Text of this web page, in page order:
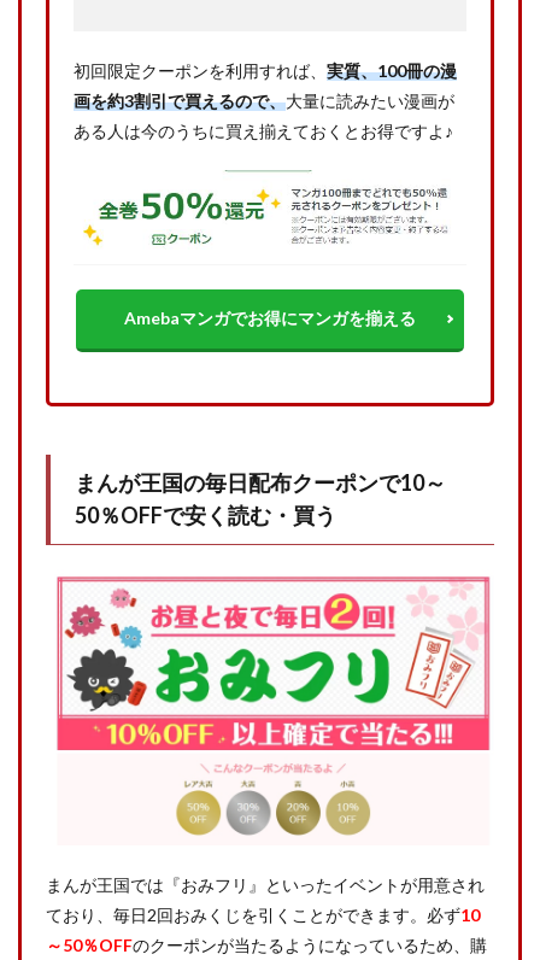
初回限定クーポンを利用すれば、 実質、100冊の漫
画を約3割引で買えるので、大量に読みたい漫画が
ある人は今のうちに買え揃えておくとお得ですよ♪
Amebaマンガでお得にマンガを揃える
まんが王国の毎日配布クーポンで10～
50％OFFで安く読む・買う
まんが王国では『おみフリ』といったイベントが用意され
ており、毎日2回おみくじを引くことができます。必ず10
～50％OFFのクーポンが当たるようになっているため、購